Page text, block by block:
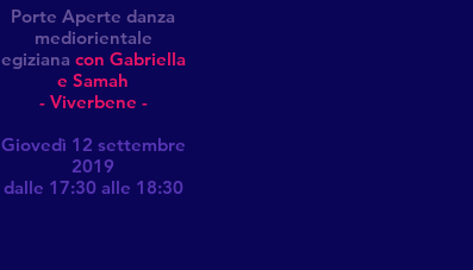
Porte Aperte danza
mediorientale
egiziana con Gabriella
e Samah
- Viverbene -
Giovedì 12 settembre
2019
dalle 17:30 alle 18:30